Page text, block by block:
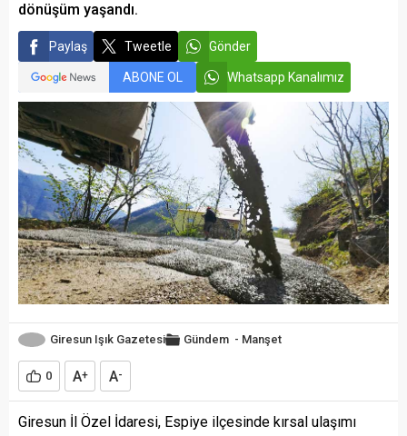
dönüşüm yaşandı.
Paylaş Tweetle Gönder
ABONE OL Whatsapp Kanalımız
Giresun Işık Gazetesi Gündem - Manşet
0 A+ A-
Giresun İl Özel İdaresi, Espiye ilçesinde kırsal ulaşımı